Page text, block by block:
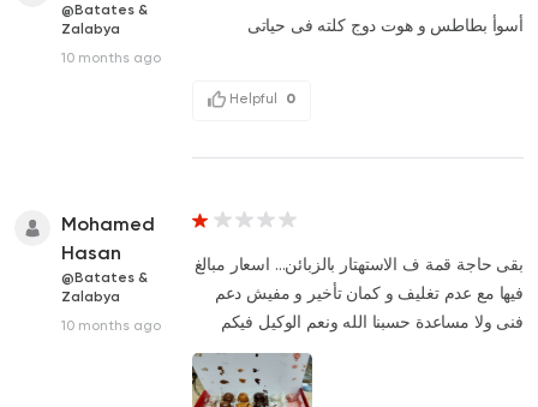
@Batates &
Zalabya
10 months ago
أسوأ بطاطس و هوت دوج كلته فى حياتى
Helpful 0
Mohamed
Hasan
@Batates &
Zalabya
10 months ago
بقى حاجة قمة ف الاستهتار بالزبائن... اسعار مبالغ
فيها مع عدم تغليف و كمان تأخير و مفيش دعم
فنى ولا مساعدة حسبنا الله ونعم الوكيل فيكم